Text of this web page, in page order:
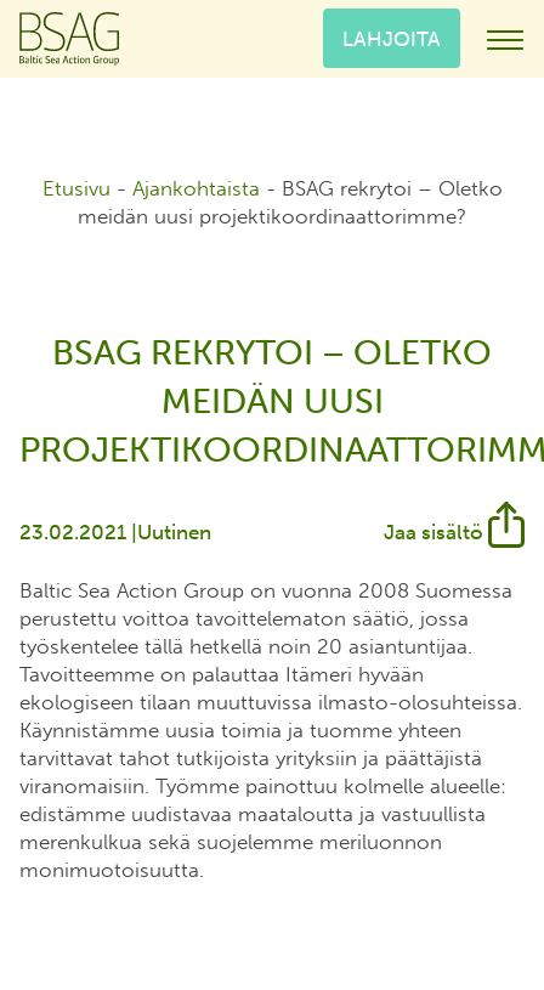
LAHJOITA
Etusivu - Ajankohtaista - BSAG rekrytoi – Oletko
meidän uusi projektikoordinaattorimme?
BSAG REKRYTOI – OLETKO
MEIDÄN UUSI
23.02.2021 | Uutinen Jaa sisältö
Baltic Sea Action Group on vuonna 2008 Suomessa
perustettu voittoa tavoittelematon säätiö, jossa
työskentelee tällä hetkellä noin 20 asiantuntijaa.
Tavoitteemme on palauttaa Itämeri hyvään
ekologiseen tilaan muuttuvissa ilmasto-olosuhteissa.
Käynnistämme uusia toimia ja tuomme yhteen
tarvittavat tahot tutkijoista yrityksiin ja päättäjistä
viranomaisiin. Työmme painottuu kolmelle alueelle:
edistämme uudistavaa maataloutta ja vastuullista
merenkulkua sekä suojelemme meriluonnon
monimuotoisuutta.